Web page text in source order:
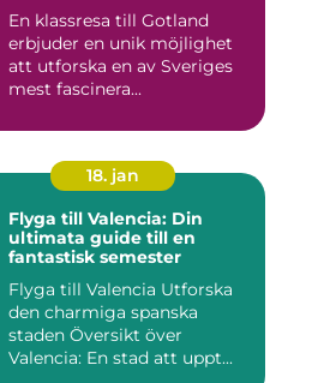
En klassresa till Gotland
erbjuder en unik möjlighet
att utforska en av Sveriges
mest fascinera...
18. jan
Flyga till Valencia: Din
ultimata guide till en
fantastisk semester
Flyga till Valencia Utforska
den charmiga spanska
staden Översikt över
Valencia: En stad att uppt...